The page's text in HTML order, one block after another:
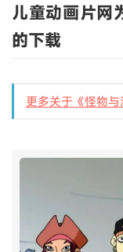
儿童动画片网
的下载
更多关于《怪物